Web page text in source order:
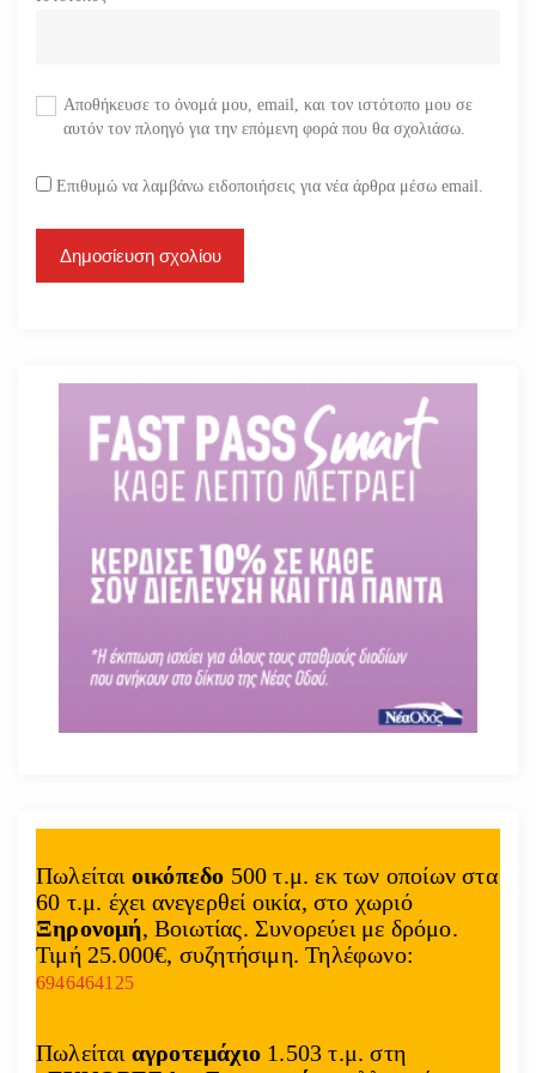
Αποθήκευσε το όνομά μου, email, και τον ιστότοπο μου σε
αυτόν τον πλοηγό για την επόμενη φορά που θα σχολιάσω.
Επιθυμώ να λαμβάνω ειδοποιήσεις για νέα άρθρα μέσω email.
Πωλείται οικόπεδο 500 τ.μ. εκ των οποίων στα
60 τ.μ. έχει ανεγερθεί οικία, στο χωριό
Ξηρονομή, Βοιωτίας. Συνορεύει με δρόμο.
Τιμή 25.000€, συζητήσιμη. Τηλέφωνο:
6946464125
Πωλείται αγροτεμάχιο 1.503 τ.μ. στη